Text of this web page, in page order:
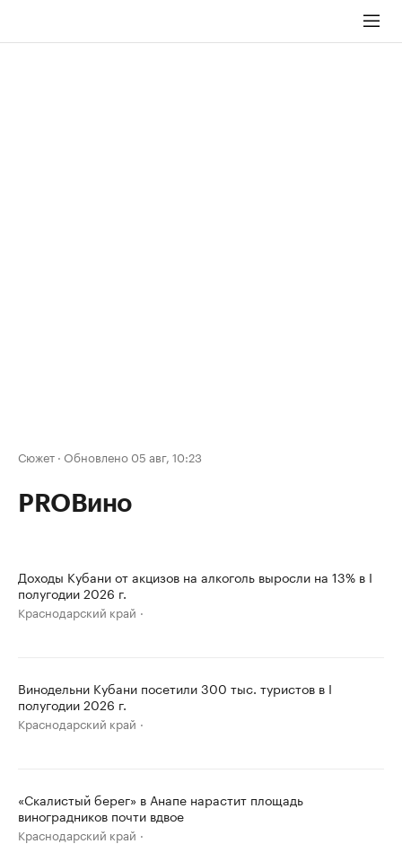
Сюжет · Обновлено 05 авг, 10:23
PROВино
Доходы Кубани от акцизов на алкоголь выросли на 13% в I
полугодии 2026 г.
Краснодарский край
Винодельни Кубани посетили 300 тыс. туристов в I
полугодии 2026 г.
Краснодарский край
«Скалистый берег» в Анапе нарастит площадь
виноградников почти вдвое
Краснодарский край